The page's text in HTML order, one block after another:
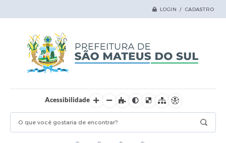
LOGIN / CADASTRO
Acessibilidade